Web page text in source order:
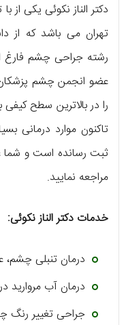
دکتر الناز نکوئی یکی
تهران می‌ باشد که از
رشته جراحی چشم
عضو انجمن چشم
را در بالاترین سطح
تاکنون موارد درمانی
ثبت رسانده است و شما
مراجعه نمایید.
خدمات دکتر الناز نکوئی:
درمان تنبلی
درمان آب مروارید
جراحی تغییر رنگ